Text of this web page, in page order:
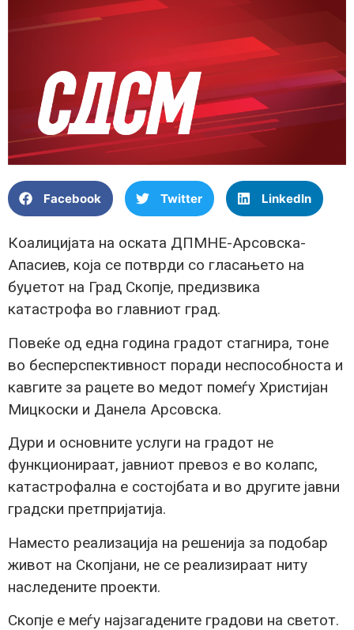
Facebook Twitter LinkedIn
Коалицијата на оската ДПМНЕ-Арсовска-
Апасиев, која се потврди со гласањето на
буџетот на Град Скопје, предизвика
катастрофа во главниот град.
Повеќе од една година градот стагнира, тоне
во бесперспективност поради неспособноста и
кавгите за рацете во медот помеѓу Христијан
Мицкоски и Данела Арсовска.
Дури и основните услуги на градот не
функционираат, јавниот превоз е во колапс,
катастрофална е состојбата и во другите јавни
градски претпријатија.
Наместо реализација на решенија за подобар
живот на Скопјани, не се реализираат ниту
наследените проекти.
Скопје е меѓу најзагадените градови на светот.